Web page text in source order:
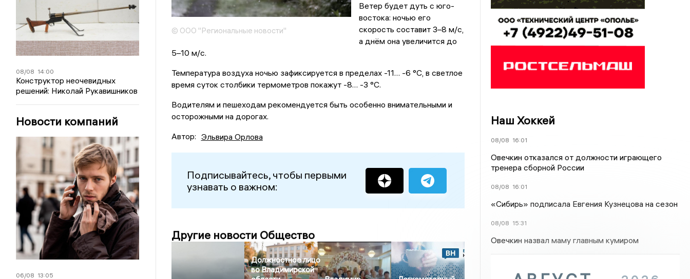
08/08 14:00
Конструктор неочевидных
решений: Николай Рукавишников
Новости компаний
06/08 13:05
© ООО "Региональные новости"
Ветер будет дуть с юго-
востока: ночью его
скорость составит 3–8 м/с,
а днём она увеличится до
5–10 м/с.
Температура воздуха ночью зафиксируется в пределах -11… -6 °С, в светлое
время суток столбики термометров покажут -8… -3 °С.
Водителям и пешеходам рекомендуется быть особенно внимательными и
осторожными на дорогах.
Автор: Эльвира Орлова
Подписывайтесь, чтобы первыми
узнавать о важном:
Другие новости Общество
Должностное лицо
во Владимирской
Наш Хоккей
08/08 16:01
Овечкин отказался от должности играющего
тренера сборной России
08/08 16:01
«Сибирь» подписала Евгения Кузнецова на сезон
08/08 15:31
Овечкин назвал маму главным кумиром